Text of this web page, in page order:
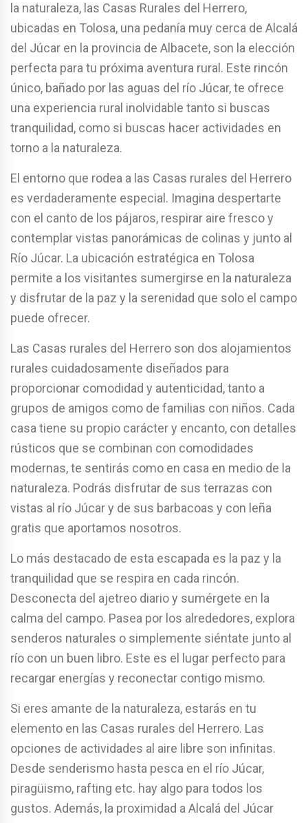
la naturaleza, las Casas Rurales del Herrero,
ubicadas en Tolosa, una pedanía muy cerca de Alcalá
del Júcar en la provincia de Albacete, son la elección
perfecta para tu próxima aventura rural. Este rincón
único, bañado por las aguas del río Júcar, te ofrece
una experiencia rural inolvidable tanto si buscas
tranquilidad, como si buscas hacer actividades en
torno a la naturaleza.
El entorno que rodea a las Casas rurales del Herrero
es verdaderamente especial. Imagina despertarte
con el canto de los pájaros, respirar aire fresco y
contemplar vistas panorámicas de colinas y junto al
Río Júcar. La ubicación estratégica en Tolosa
permite a los visitantes sumergirse en la naturaleza
y disfrutar de la paz y la serenidad que solo el campo
puede ofrecer.
Las Casas rurales del Herrero son dos alojamientos
rurales cuidadosamente diseñados para
proporcionar comodidad y autenticidad, tanto a
grupos de amigos como de familias con niños. Cada
casa tiene su propio carácter y encanto, con detalles
rústicos que se combinan con comodidades
modernas, te sentirás como en casa en medio de la
naturaleza. Podrás disfrutar de sus terrazas con
vistas al río Júcar y de sus barbacoas y con leña
gratis que aportamos nosotros.
Lo más destacado de esta escapada es la paz y la
tranquilidad que se respira en cada rincón.
Desconecta del ajetreo diario y sumérgete en la
calma del campo. Pasea por los alrededores, explora
senderos naturales o simplemente siéntate junto al
río con un buen libro. Este es el lugar perfecto para
recargar energías y reconectar contigo mismo.
Si eres amante de la naturaleza, estarás en tu
elemento en las Casas rurales del Herrero. Las
opciones de actividades al aire libre son infinitas.
Desde senderismo hasta pesca en el río Júcar,
piragüismo, rafting etc. hay algo para todos los
gustos. Además, la proximidad a Alcalá del Júcar